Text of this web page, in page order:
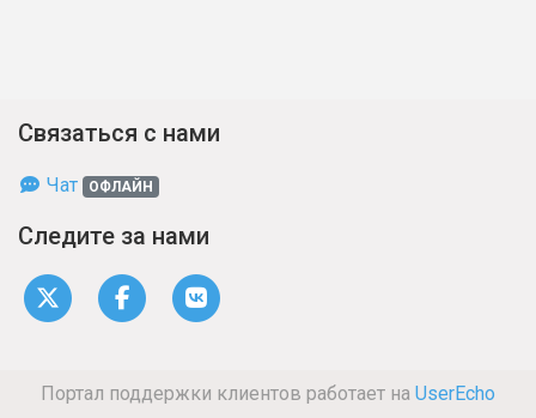
Связаться с нами
Чат ОФЛАЙН
Следите за нами
Портал поддержки клиентов работает на UserEcho